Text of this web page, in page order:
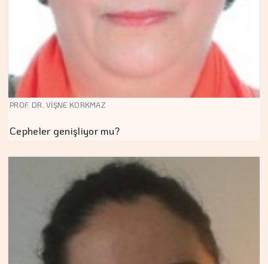
PROF. DR. VİŞNE KORKMAZ
Cepheler genişliyor mu?